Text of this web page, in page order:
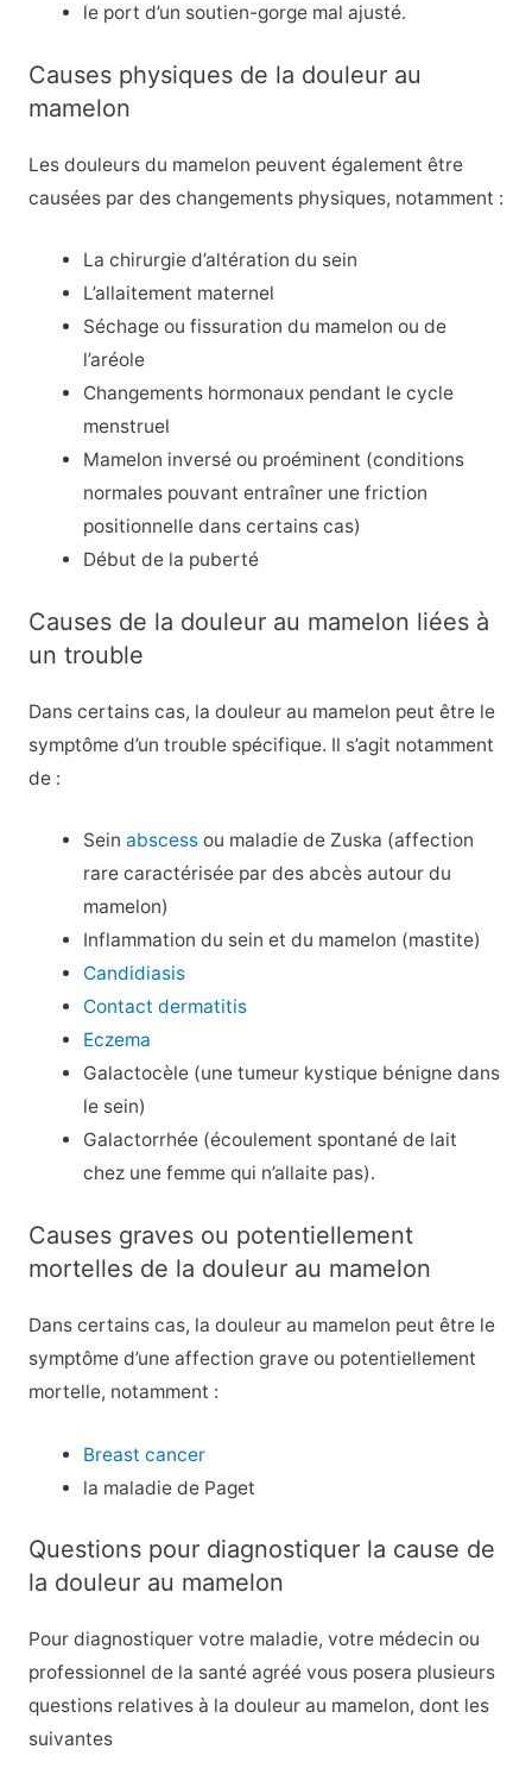
le port d’un soutien-gorge mal ajusté.
Causes physiques de la douleur au
mamelon
Les douleurs du mamelon peuvent également être
causées par des changements physiques, notamment :
La chirurgie d’altération du sein
L’allaitement maternel
Séchage ou fissuration du mamelon ou de
l’aréole
Changements hormonaux pendant le cycle
menstruel
Mamelon inversé ou proéminent (conditions
normales pouvant entraîner une friction
positionnelle dans certains cas)
Début de la puberté
Causes de la douleur au mamelon liées à
un trouble
Dans certains cas, la douleur au mamelon peut être le
symptôme d’un trouble spécifique. Il s’agit notamment
de :
Seinabscess ou maladie de Zuska (affection
rare caractérisée par des abcès autour du
mamelon)
Inflammation du sein et du mamelon (mastite)
Candidiasis
Contact dermatitis
Eczema
Galactocèle (une tumeur kystique bénigne dans
le sein)
Galactorrhée (écoulement spontané de lait
chez une femme qui n’allaite pas).
Causes graves ou potentiellement
mortelles de la douleur au mamelon
Dans certains cas, la douleur au mamelon peut être le
symptôme d’une affection grave ou potentiellement
mortelle, notamment :
Breast cancer
la maladie de Paget
Questions pour diagnostiquer la cause de
la douleur au mamelon
Pour diagnostiquer votre maladie, votre médecin ou
professionnel de la santé agréé vous posera plusieurs
questions relatives à la douleur au mamelon, dont les
suivantes